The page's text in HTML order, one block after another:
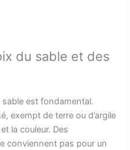
du sable et des
est fondamental.
exempt de terre ou d’argile
la couleur. Des
conviennent pas pour un